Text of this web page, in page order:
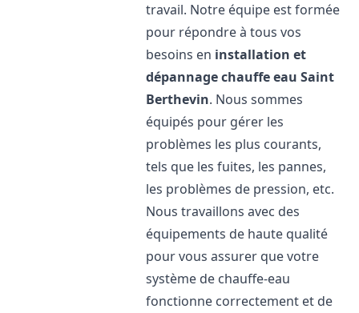
travail. Notre équipe est formée
pour répondre à tous vos
besoins en installation et
dépannage chauffe eau Saint
Berthevin. Nous sommes
équipés pour gérer les
problèmes les plus courants,
tels que les fuites, les pannes,
les problèmes de pression, etc.
Nous travaillons avec des
équipements de haute qualité
pour vous assurer que votre
système de chauffe-eau
fonctionne correctement et de